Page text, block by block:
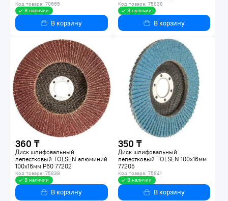
Код товара: 70665
В наличии
В корзину
Код товара: 75838
В наличии
В корзину
360 ₸
Диск шлифовальный
лепестковый TOLSEN алюминий
100x16мм Р60 77202
Код товара: 75839
В наличии
В корзину
350 ₸
Диск шлифовальный
лепестковый TOLSEN 100x16мм
77205
Код товара: 75841
В наличии
В корзину